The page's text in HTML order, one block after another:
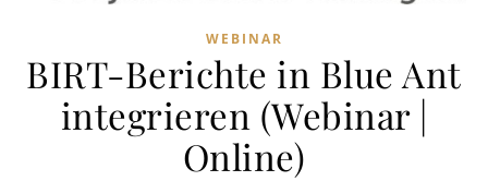
WEBINAR
BIRT-Berichte in Blue Ant
integrieren (Webinar |
Online)